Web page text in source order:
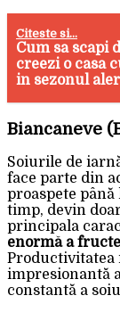
Citeste si...
Cum sa scapi
creezi o casa
in sezonul
Biancaneve
Soiurile de
face parte din
proaspete
timp, devin
principala
enormă a
Productivitatea
impresionantă
constantă a